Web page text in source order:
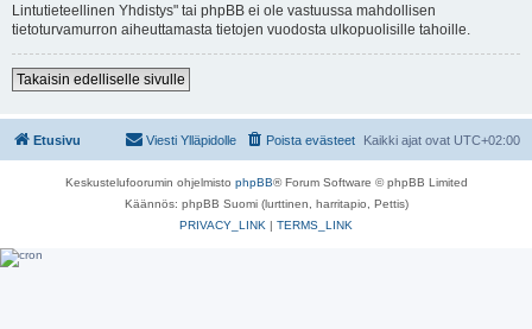
Lintutieteellinen Yhdistys" tai phpBB ei ole vastuussa mahdollisen
tietoturvamurron aiheuttamasta tietojen vuodosta ulkopuolisille tahoille.
Takaisin edelliselle sivulle
Etusivu Kaikki ajat ovat UTC+02:00
Poista evästeet
Viesti Ylläpidolle
Keskustelufoorumin ohjelmisto phpBB® Forum Software © phpBB Limited
Käännös: phpBB Suomi (lurttinen, harritapio, Pettis)
PRIVACY_LINK | TERMS_LINK